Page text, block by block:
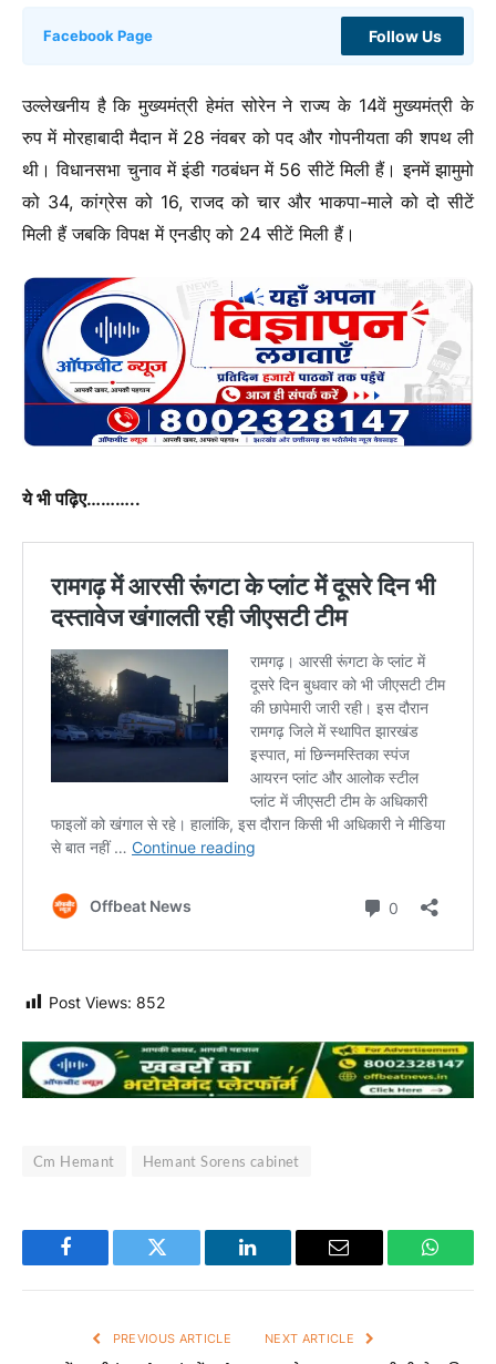
Facebook Page Follow Us
उल्लेखनीय है कि मुख्यमंत्री हेमंत सोरेन ने राज्य के 14वें मुख्यमंत्री के
रुप में मोरहाबादी मैदान में 28 नंवबर को पद और गोपनीयता की शपथ ली
थी। विधानसभा चुनाव में इंडी गठबंधन में 56 सीटें मिली हैं। इनमें झामुमो
को 34, कांग्रेस को 16, राजद को चार और भाकपा-माले को दो सीटें
मिली हैं जबकि विपक्ष में एनडीए को 24 सीटें मिली हैं।
ये भी पढ़िए………..
Post Views: 852
Cm Hemant Hemant Sorens cabinet
Facebook Twitter LinkedIn Email
PREVIOUS ARTICLE NEXT ARTICLE